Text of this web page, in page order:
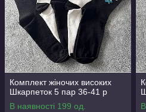
Комплект жіночих високих
Шкарпеток 5 пар 36-41 р
В наявності 199 од.